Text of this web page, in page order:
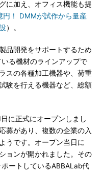
に加え、オフィス機能も提
円！ DMMが試作から量産
）。
品開発をサポートするため
る機材のラインアップで
スの各種加工機器や、荷重
験を行える機器など、総額
に正式にオープンしまし
募があり、複数の企業の入
うです。オープン当日に
ョンが開かれました。その
ートしているABBALab代